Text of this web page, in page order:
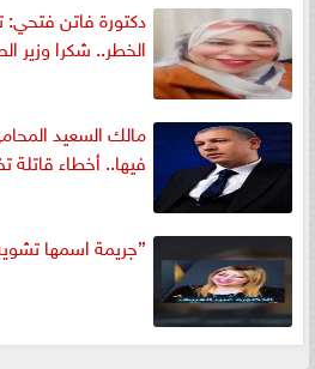
دكتورة فاتن
الخطر.. شكرا وزير
مالك السعيد
فيها.. أخطاء
”جريمة اسمها